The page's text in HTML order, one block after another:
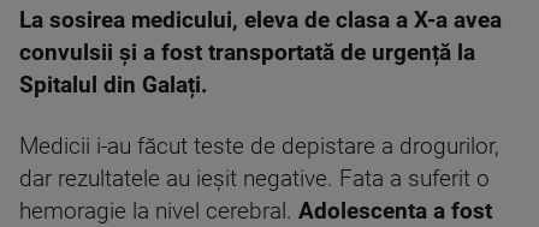
La sosirea medicului, eleva de clasa a X-a avea
convulsii și a fost transportată de urgență la
Spitalul din Galați.
Medicii i-au făcut teste de depistare a drogurilor,
dar rezultatele au ieşit negative. Fata a suferit o
hemoragie la nivel cerebral. Adolescenta a fost